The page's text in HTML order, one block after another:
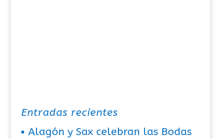
Entradas recientes
Alagón y Sax celebran las Bodas